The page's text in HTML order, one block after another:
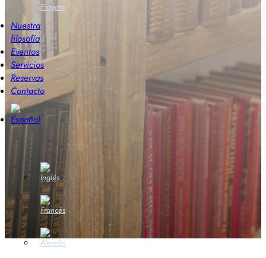
Fragata
Nuestra
filosofía
Eventos
Servicios
Reservas
Contacto